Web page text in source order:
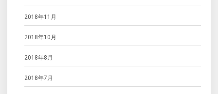
2018年11月
2018年10月
2018年8月
2018年7月